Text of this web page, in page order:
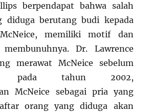
berpendapat bahwa salah
diduga berutang budi kepada
memiliki motif dan
Dr. Lawrence
merawat McNeice sebelum
pada tahun 2002,
McNeice sebagai pria yang
orang yang diduga akan